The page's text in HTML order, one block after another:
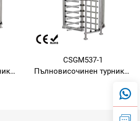
CSGM537-1
Пълновисочинен турникет
неръждаема стомана
SUS304, контрол на
достъпа за влизане/